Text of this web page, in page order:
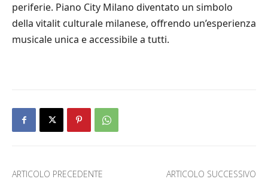
periferie. Piano City Milano diventato un simbolo
della vitalit culturale milanese, offrendo un’esperienza
musicale unica e accessibile a tutti.
ARTICOLO PRECEDENTE ARTICOLO SUCCESSIVO